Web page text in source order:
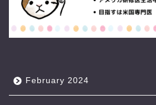
February 2024